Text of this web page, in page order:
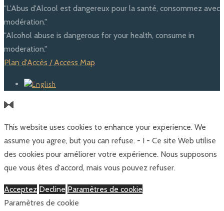
"L'Abus d'Alcool est dangereux pour la santé, consommez avec
modération."
"Alcohol abuse is dangerous for your health, consume in
moderation."
Plan d'Accès / Access Map
This website uses cookies to enhance your experience. We
assume you agree, but you can refuse. - I - Ce site Web utilise
des cookies pour améliorer votre expérience. Nous supposons
que vous êtes d'accord, mais vous pouvez refuser.
Acceptez Decline Paramètres de cookie
Paramètres de cookie